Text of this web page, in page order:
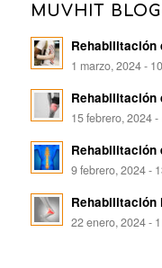
MUVHIT BLOG
Rehabilitación
1 marzo, 2024 -
Rehabilitación
15 febrero, 2024 -
Rehabilitación
9 febrero, 2024 -
Rehabilitación
22 enero, 2024 -